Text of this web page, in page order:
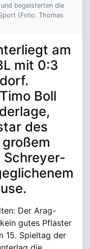
begeisterten die
(Foto: Thomas
am
mit 0:3
Boll
des
Schreyer-
Der Arag-
gutes Pflaster
15. Spieltag der